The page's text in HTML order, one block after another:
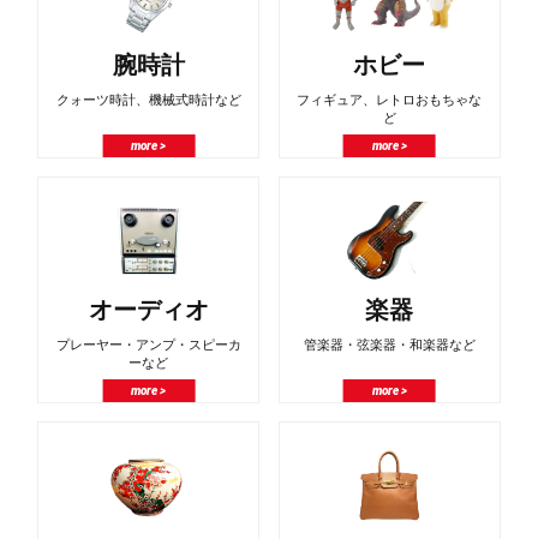
腕時計
クォーツ時計、機械式時計など
more >
ホビー
フィギュア、レトロおもちゃな
ど
more >
オーディオ
プレーヤー・アンプ・スピーカ
ーなど
more >
楽器
管楽器・弦楽器・和楽器など
more >